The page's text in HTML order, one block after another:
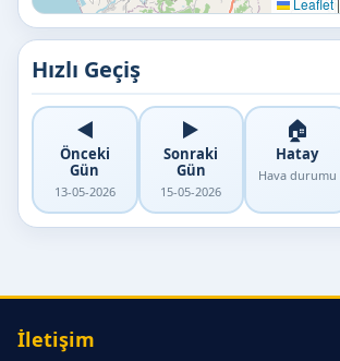
Leaflet |
Hızlı Geçiş
◀️
Önceki
Gün
13-05-2026
▶️
Sonraki
Gün
15-05-2026
🏠
Hatay
Hava durumu
İletişim